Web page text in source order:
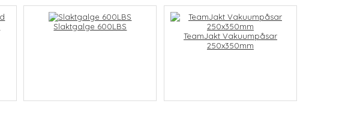
Slaktgalge 600LBS
TeamJakt Vakuumpåsar
250x350mm